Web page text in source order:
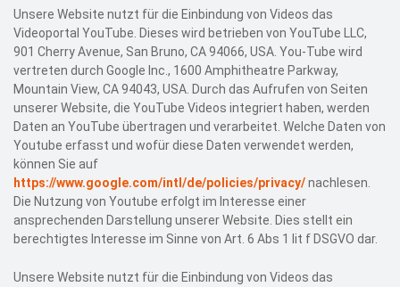
Unsere Website nutzt für die Einbindung von Videos das
Videoportal YouTube. Dieses wird betrieben von YouTube LLC,
901 Cherry Avenue, San Bruno, CA 94066, USA. You-Tube wird
vertreten durch Google Inc., 1600 Amphitheatre Parkway,
Mountain View, CA 94043, USA. Durch das Aufrufen von Seiten
unserer Website, die YouTube Videos integriert haben, werden
Daten an YouTube übertragen und verarbeitet. Welche Daten von
Youtube erfasst und wofür diese Daten verwendet werden,
können Sie auf
https://www.google.com/intl/de/policies/privacy/nachlesen.
Die Nutzung von Youtube erfolgt im Interesse einer
ansprechenden Darstellung unserer Website. Dies stellt ein
berechtigtes Interesse im Sinne von Art. 6 Abs 1 lit f DSGVO dar.
Unsere Website nutzt für die Einbindung von Videos das